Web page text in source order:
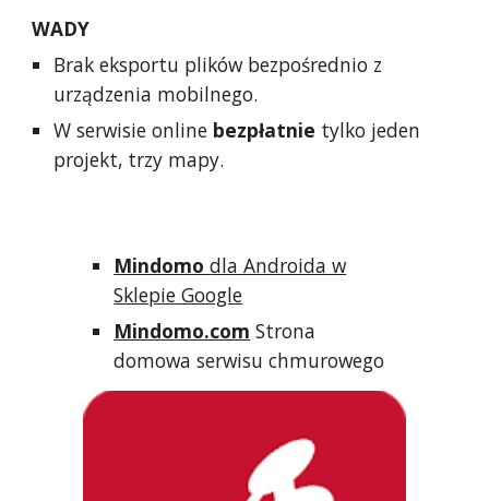
WADY
Brak eksportu plików bezpośrednio z
urządzenia mobilnego.
W serwisie online bezpłatnie tylko jeden
projekt, trzy mapy.
Mindomodla Androida w
Sklepie Google
Mindomo.com Strona
domowa serwisu chmurowego